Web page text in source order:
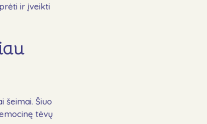
ir įveikti
šeimai. Šiuo
tėvų